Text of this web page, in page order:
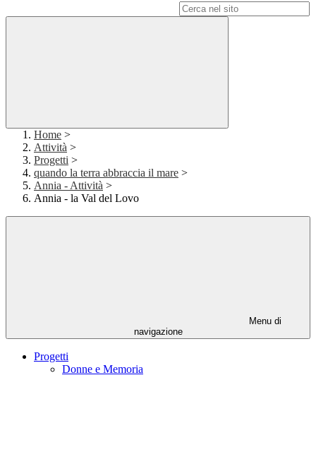
Home >
Attività >
Progetti >
quando la terra abbraccia il mare >
Annia - Attività >
Annia - la Val del Lovo
Menu di
navigazione
Progetti
Donne e Memoria